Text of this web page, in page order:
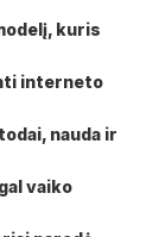
kuris
interneto
nauda ir
vaiko